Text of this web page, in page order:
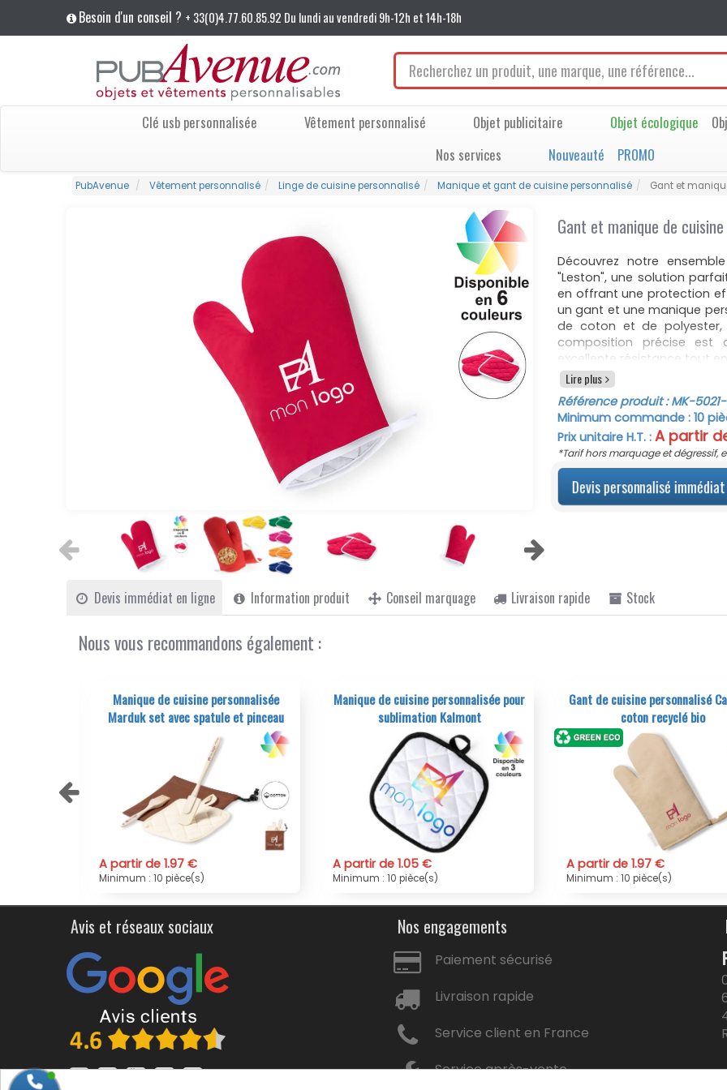
Besoin d'un conseil ? + 33(0)4.77.60.85.92 Du lundi au vendredi 9h-12h et 14h-18h
Clé usb personnalisée Vêtement personnalisé Objet publicitaire Objet écologique
Nos services
Nouveauté PROMO
PubAvenue Vêtement personnalisé Linge de cuisine personnalisé Manique et gant de cuisine personnalisé Gant et
Gant et manique de
Découvrez notre
"Leston", une solution
en offrant une protection
un gant et une manique
de coton et de
composition précise
excellente résistance tout
L'intérieur blanc du gant
de couleurs vives
facilement à votre
lisse, idéale pour une
logo ou un message
ces accessoires peuvent
ainsi leur visibilité.
Parfaits pour équiper les
Profitez de tarifs
efficace et à bon
Lire plus
Référence produit :MK-5021-
Minimum commande : 10
Prix unitaire H.T. : A partir
*Tarif hors marquage et dégressif,
Devis personnalisé
Devis immédiat en ligne Information produit Conseil marquage Livraison rapide Stock
Nous vous recommandons également :
Manique de cuisine personnalisée pour
sublimation Kalmont
A partir de 1.05 €
Minimum : 10 pièce(s)
Gant de cuisine personnalisé Cafar en
coton recyclé bio
A partir de 1.97 €
Minimum : 10 pièce(s)
Gant de cuisine
coton
A partir de 0.95 €
Minimum : 10 pièce(s)
Avis et réseaux sociaux Nos engagements
Paiement sécurisé
Livraison rapide
Service client en France
Service après-vente